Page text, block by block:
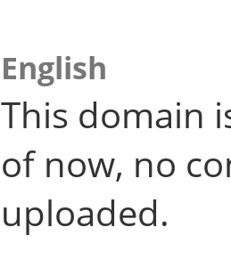
English
This domain
of now, no
uploaded.